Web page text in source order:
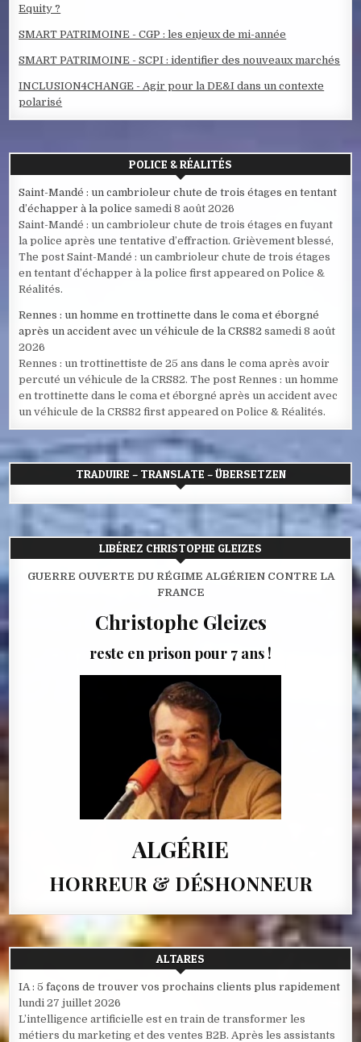
Equity ?
SMART PATRIMOINE - CGP : les enjeux de mi-année
SMART PATRIMOINE - SCPI : identifier des nouveaux marchés
INCLUSION4CHANGE - Agir pour la DE&I dans un contexte
polarisé
POLICE & RÉALITÉS
Saint-Mandé : un cambrioleur chute de trois étages en tentant
d’échapper à la police samedi 8 août 2026
Saint-Mandé : un cambrioleur chute de trois étages en fuyant
la police après une tentative d’effraction. Grièvement blessé,
The post Saint-Mandé : un cambrioleur chute de trois étages
en tentant d’échapper à la police first appeared on Police &
Réalités.
Rennes : un homme en trottinette dans le coma et éborgné
après un accident avec un véhicule de la CRS82 samedi 8 août
2026
Rennes : un trottinettiste de 25 ans dans le coma après avoir
percuté un véhicule de la CRS82. The post Rennes : un homme
en trottinette dans le coma et éborgné après un accident avec
un véhicule de la CRS82 first appeared on Police & Réalités.
TRADUIRE – TRANSLATE – ÜBERSETZEN
LIBÉREZ CHRISTOPHE GLEIZES
GUERRE OUVERTE DU RÉGIME ALGÉRIEN CONTRE LA
FRANCE
Christophe Gleizes
reste en prison pour 7 ans !
ALGÉRIE
HORREUR & DÉSHONNEUR
ALTARES
IA : 5 façons de trouver vos prochains clients plus rapidement
lundi 27 juillet 2026
L’intelligence artificielle est en train de transformer les
métiers du marketing et des ventes B2B. Après les assistants